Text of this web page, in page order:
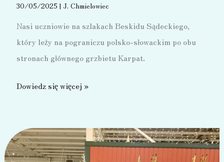
30/05/2025 | J. Chmielowiec
Nasi uczniowie na szlakach Beskidu Sądeckiego,
który leży na pograniczu polsko-słowackim po obu
stronach głównego grzbietu Karpat.
Z
Beskidach
Dowiedz się więcej »